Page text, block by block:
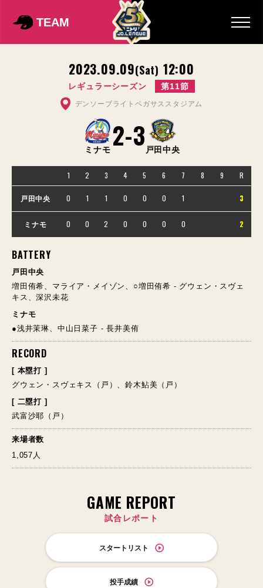
TEAM
2023.09.09(Sat) 12:00
レギュラーシーズン 第11節
デンソーブライトペガサススタジアム
ミナモ 2-3 戸田中央
1 2 3 4 5 6 7 8 9 R
戸田中央 0 1 1 0 0 0 1 3
ミナモ 0 0 2 0 0 0 0 2
BATTERY
戸田中央
増田侑希、マライア・メイゾン、○増田侑希 - グウェン・スヴェ
キス、深沢未花
ミナモ
●浅井茉琳、中山日菜子 - 長井美侑
RECORD
[ 本塁打 ]
グウェン・スヴェキス（戸）、鈴木鮎美（戸）
[ 二塁打 ]
武富沙耶（戸）
来場者数
1,057人
GAME REPORT
試合レポート
スタートリスト
投手成績